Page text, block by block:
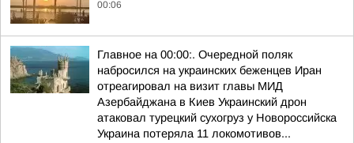
00:06
Главное на 00:00:. Очередной поляк
набросился на украинских беженцев Иран
отреагировал на визит главы МИД
Азербайджана в Киев Украинский дрон
атаковал турецкий сухогруз у Новороссийска
Украина потеряла 11 локомотивов...